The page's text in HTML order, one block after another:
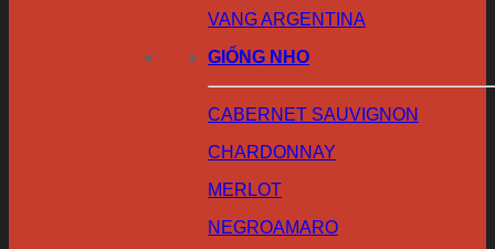
VANG ARGENTINA
GIỐNG NHO
CABERNET SAUVIGNON
CHARDONNAY
MERLOT
NEGROAMARO